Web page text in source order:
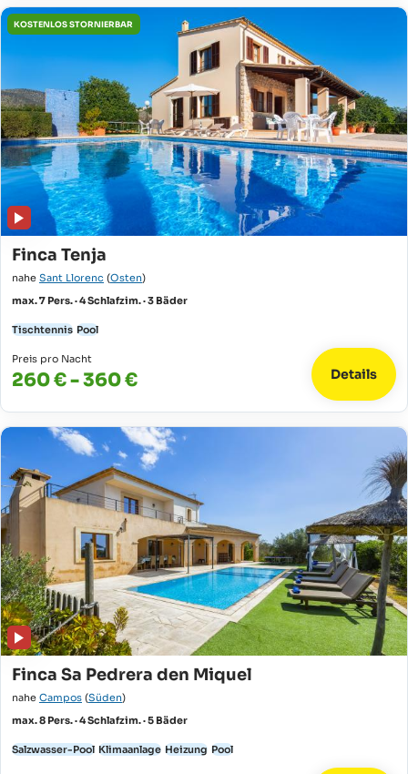
KOSTENLOS STORNIERBAR
Finca Tenja
nahe Sant Llorenc (Osten)
max. 7 Pers. · 4 Schlafzim. · 3 Bäder
Tischtennis Pool
Preis pro Nacht
260 € - 360 € Details
Finca Sa Pedrera den Miquel
nahe Campos (Süden)
max. 8 Pers. · 4 Schlafzim. · 5 Bäder
Salzwasser-Pool Klimaanlage Heizung Pool